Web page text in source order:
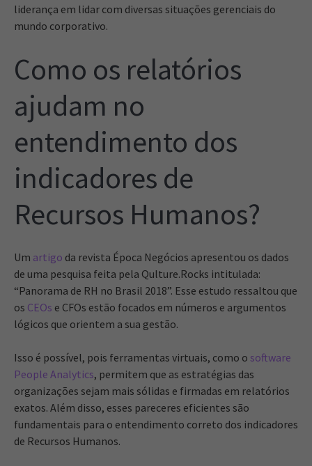
liderança em lidar com diversas situações gerenciais do
mundo corporativo.
Como os relatórios
ajudam no
entendimento dos
indicadores de
Recursos Humanos?
Um artigo da revista Época Negócios apresentou os dados
de uma pesquisa feita pela Qulture.Rocks intitulada:
“Panorama de RH no Brasil 2018”. Esse estudo ressaltou que
os CEOs e CFOs estão focados em números e argumentos
lógicos que orientem a sua gestão.
Isso é possível, pois ferramentas virtuais, como o software
People Analytics, permitem que as estratégias das
organizações sejam mais sólidas e firmadas em relatórios
exatos. Além disso, esses pareceres eficientes são
fundamentais para o entendimento correto dos indicadores
de Recursos Humanos.